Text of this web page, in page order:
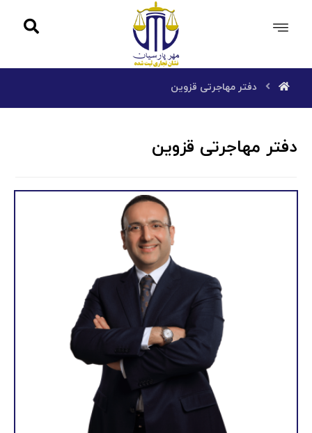
دفتر مهاجرتی قزوین
دفتر مهاجرتی قزوین